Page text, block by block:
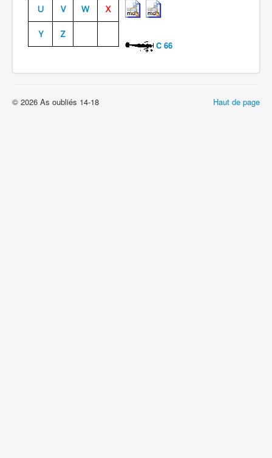
Les As
Cahiers des As
U V W X
Y Z
C 66
Haut de page
© 2026 As oubliés 14-18